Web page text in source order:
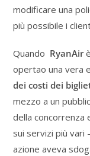
modificare una
più possibile i
Quando RyanAir
opertao una vera
dei costi dei
mezzo a un
della concorrenza
sui servizi più vari
azione aveva